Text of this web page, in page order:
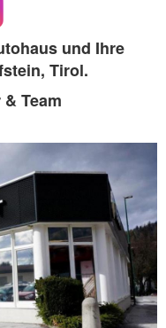
und Ihre
Tirol.
Team